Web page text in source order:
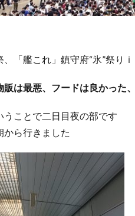
、「艦これ」鎮守府“氷”祭り
販は最悪、フードは良かった
うことで二日目夜の部です
から行きました